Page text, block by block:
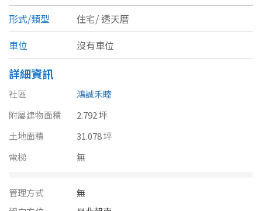
苗栗縣
台中市
彰化縣
南投縣
雲林縣
嘉義市
台南市
農舍 辦公 店面 工廠
坪數
20~30 坪
60~70 坪
形式/類型
住宅/透天厝
車位
沒有車位
詳細資訊
社區
鴻誠禾睦
附屬建物面積
2.792 坪
土地面積
31.078 坪
電梯
無
管理方式
無